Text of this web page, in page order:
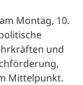
Montag, 10.
und
Mittelpunkt.